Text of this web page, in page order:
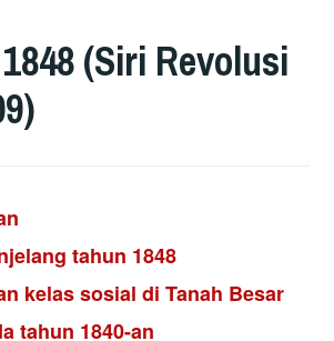
(Siri Revolusi
tahun 1848
kelas sosial di Tanah Besar
tahun 1840-an